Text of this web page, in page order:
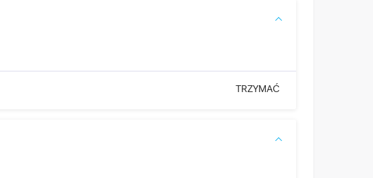
TRZYMAĆ